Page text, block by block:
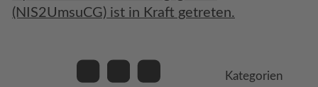
(NIS2UmsuCG) ist in Kraft getreten.
Kategorien